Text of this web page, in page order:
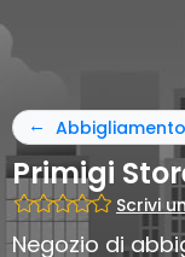
Primigi
Scrivi
Negozio di